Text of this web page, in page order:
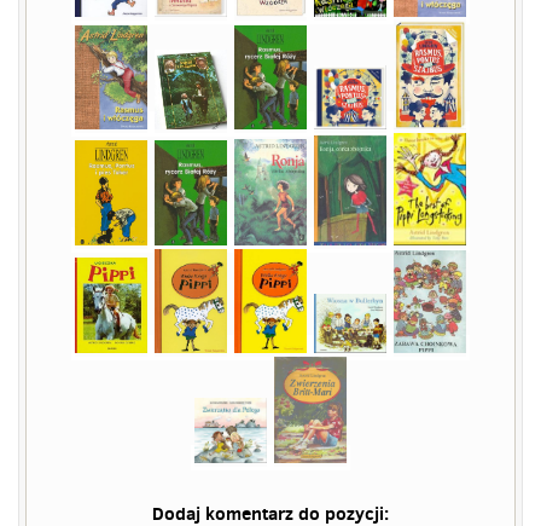
Dodaj komentarz do pozycji: